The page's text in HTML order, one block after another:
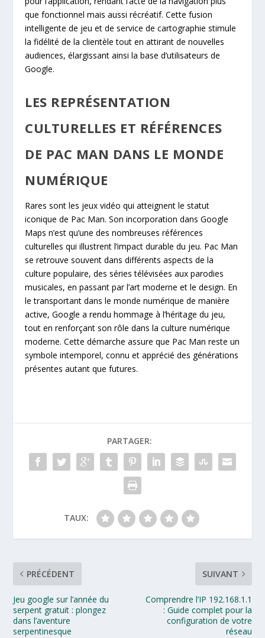
que fonctionnel mais aussi récréatif. Cette fusion
intelligente de jeu et de service de cartographie stimule
la fidélité de la clientèle tout en attirant de nouvelles
audiences, élargissant ainsi la base d’utilisateurs de
Google.
LES REPRÉSENTATION
CULTURELLES ET RÉFÉRENCES
DE PAC MAN DANS LE MONDE
NUMÉRIQUE
Rares sont les jeux vidéo qui atteignent le statut
iconique de Pac Man. Son incorporation dans Google
Maps n’est qu’une des nombreuses références
culturelles qui illustrent l’impact durable du jeu. Pac Man
se retrouve souvent dans différents aspects de la
culture populaire, des séries télévisées aux parodies
musicales, en passant par l’art moderne et le design. En
le transportant dans le monde numérique de manière
active, Google a rendu hommage à l’héritage du jeu,
tout en renforçant son rôle dans la culture numérique
moderne. Cette démarche assure que Pac Man reste un
symbole intemporel, connu et apprécié des générations
présentes autant que futures.
PARTAGER:
TAUX:
PRÉCÉDENT
Jeu google sur l’année du
serpent gratuit : plongez
dans l’aventure
serpentinesque
SUIVANT
Comprendre l’IP 192.168.1.1
: Guide complet pour la
configuration de votre
réseau